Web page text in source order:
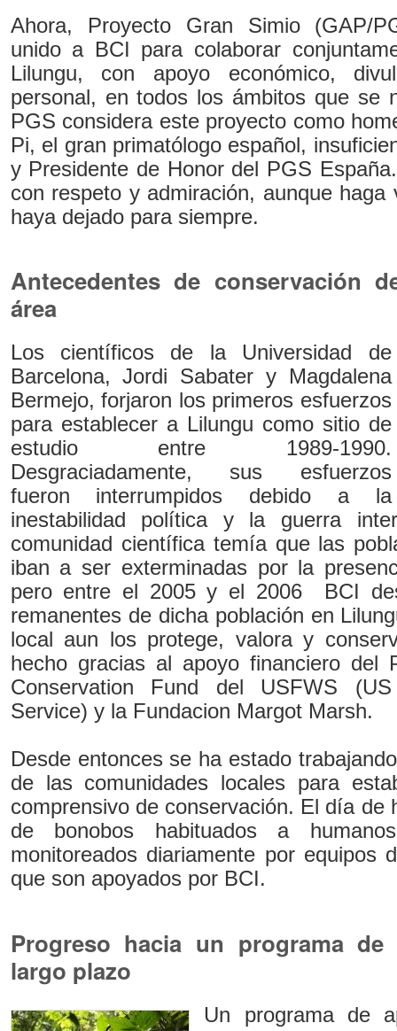
Ahora, Proyecto Gran Simio (GAP/
unido a BCI para colaborar
Lilungu, con apoyo económico,
personal, en todos los ámbitos que se
PGS considera este proyecto como
Pi, el gran primatólogo español,
y Presidente de Honor del PGS
con respeto y admiración, aunque haga
haya dejado para siempre.
Antecedentes de conservación
área
Los científicos de la Universidad de
Barcelona, Jordi Sabater y Magdalena
Bermejo, forjaron los primeros esfuerzos
para establecer a Lilungu como sitio de
estudio entre 1989-1990.
Desgraciadamente, sus esfuerzos
fueron interrumpidos debido a la
inestabilidad política y la guerra
comunidad científica temía que las
iban a ser exterminadas por la
pero entre el 2005 y el 2006 BCI
remanentes de dicha población en
local aun los protege, valora y
hecho gracias al apoyo financiero del
Conservation Fund del USFWS
Service) y la Fundacion Margot Marsh.
Desde entonces se ha estado
de las comunidades locales para
comprensivo de conservación. El día de
de bonobos habituados a
monitoreados diariamente por equipos
que son apoyados por BCI.
Progreso hacia un programa de
largo plazo
Un programa de